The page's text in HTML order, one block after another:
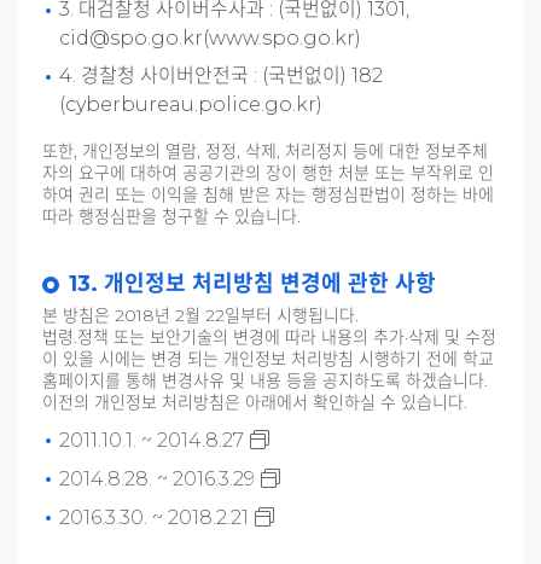
3. 대검찰청 사이버수사과 : (국번없이) 1301,
cid@spo.go.kr(www.spo.go.kr)
4. 경찰청 사이버안전국 : (국번없이) 182
(cyberbureau.police.go.kr)
또한, 개인정보의 열람, 정정, 삭제, 처리정지 등에 대한 정보주체
자의 요구에 대하여 공공기관의 장이 행한 처분 또는 부작위로 인
하여 권리 또는 이익을 침해 받은 자는 행정심판법이 정하는 바에
따라 행정심판을 청구할 수 있습니다.
13. 개인정보 처리방침 변경에 관한 사항
본 방침은 2018년 2월 22일부터 시행됩니다.
법령.정책 또는 보안기술의 변경에 따라 내용의 추가·삭제 및 수정
이 있을 시에는 변경 되는 개인정보 처리방침 시행하기 전에 학교
홈페이지를 통해 변경사유 및 내용 등을 공지하도록 하겠습니다.
이전의 개인정보 처리방침은 아래에서 확인하실 수 있습니다.
2011.10.1. ~ 2014.8.27
2014.8.28. ~ 2016.3.29
2016.3.30. ~ 2018.2.21